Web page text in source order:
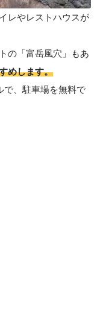
レやレストハウスが
の 「富岳風穴」
もあ
めします。
で、駐車場を無料で